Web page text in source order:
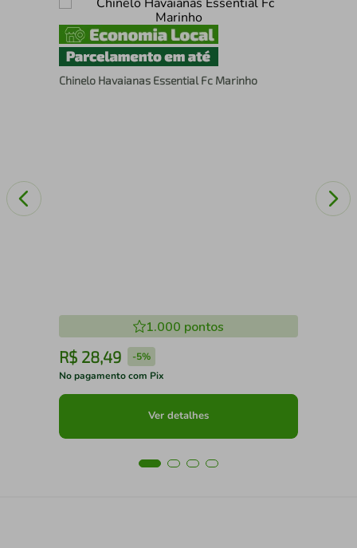
Chinelo Havaianas Essential Fc Marinho
1.000 pontos
R$ 28,49 -5%
No pagamento com Pix
Ver detalhes